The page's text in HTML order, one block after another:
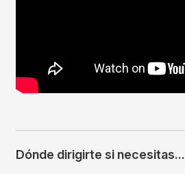
Dónde dirigirte si necesitas...